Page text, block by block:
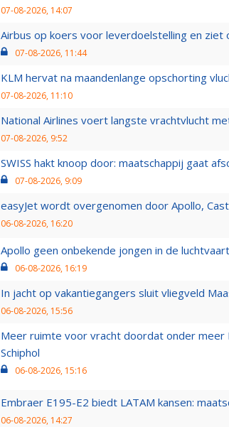
07-08-2026, 14:07
Airbus op koers voor leverdoelstelling en
07-08-2026, 11:44
KLM hervat na maandenlange opschorting
07-08-2026, 11:10
National Airlines voert langste vrachtvlucht
07-08-2026, 9:52
SWISS hakt knoop door: maatschappij gaat
07-08-2026, 9:09
easyJet wordt overgenomen door Apollo,
06-08-2026, 16:20
Apollo geen onbekende jongen in de luchtvaart
06-08-2026, 16:19
In jacht op vakantiegangers sluit vliegveld
06-08-2026, 15:56
Meer ruimte voor vracht doordat onder meer
Schiphol
06-08-2026, 15:16
Embraer E195-E2 biedt LATAM kansen:
06-08-2026, 14:27